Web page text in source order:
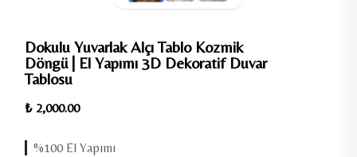
Dokulu Yuvarlak Alçı Tablo Kozmik
Döngü | El Yapımı 3D Dekoratif Duvar
Tablosu
₺ 2,000.00
Ücretsiz Kargo